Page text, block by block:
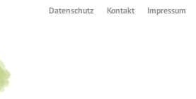
Datenschutz Kontakt Impressum